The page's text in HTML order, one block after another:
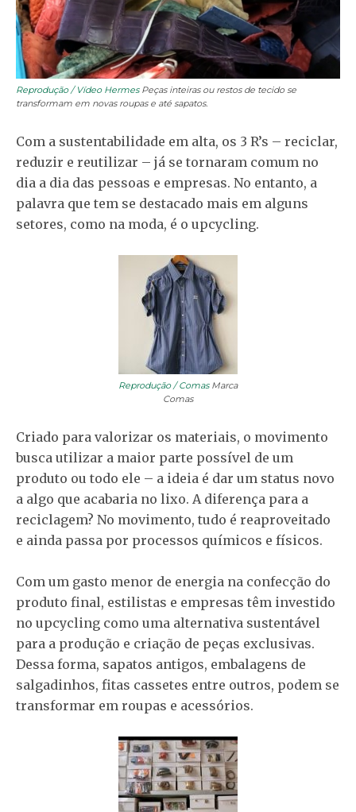
Reprodução / Vídeo HermesPeças inteiras ou restos de tecido se
transformam em novas roupas e até sapatos.
Com a sustentabilidade em alta, os 3 R’s – reciclar,
reduzir e reutilizar – já se tornaram comum no
dia a dia das pessoas e empresas. No entanto, a
palavra que tem se destacado mais em alguns
setores, como na moda, é o upcycling.
Reprodução / ComasMarca
Comas
Criado para valorizar os materiais, o movimento
busca utilizar a maior parte possível de um
produto ou todo ele – a ideia é dar um status novo
a algo que acabaria no lixo. A diferença para a
reciclagem? No movimento, tudo é reaproveitado
e ainda passa por processos químicos e físicos.
Com um gasto menor de energia na confecção do
produto final, estilistas e empresas têm investido
no upcycling como uma alternativa sustentável
para a produção e criação de peças exclusivas.
Dessa forma, sapatos antigos, embalagens de
salgadinhos, fitas cassetes entre outros, podem se
transformar em roupas e acessórios.